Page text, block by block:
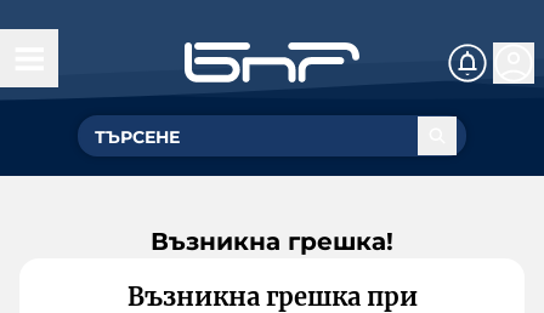
Възникна грешка!
Възникна грешка при